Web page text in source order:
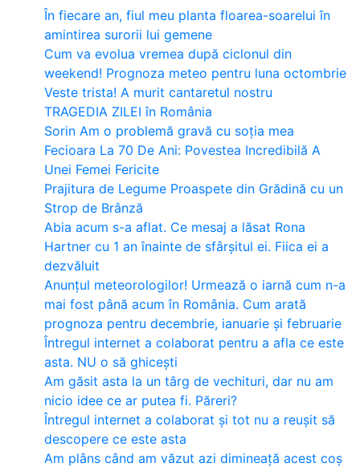
În fiecare an, fiul meu planta floarea-soarelui în
amintirea surorii lui gemene
Cum va evolua vremea după ciclonul din
weekend! Prognoza meteo pentru luna octombrie
Veste trista! A murit cantaretul nostru
TRAGEDIA ZILEI în România
Sorin Am o problemă gravă cu soția mea
Fecioara La 70 De Ani: Povestea Incredibilă A
Unei Femei Fericite
Prajitura de Legume Proaspete din Grădină cu un
Strop de Brânză
Abia acum s-a aflat. Ce mesaj a lăsat Rona
Hartner cu 1 an înainte de sfârșitul ei. Fiica ei a
dezvăluit
Anunțul meteorologilor! Urmează o iarnă cum n-a
mai fost până acum în România. Cum arată
prognoza pentru decembrie, ianuarie și februarie
Întregul internet a colaborat pentru a afla ce este
asta. NU o să ghicești
Am găsit asta la un târg de vechituri, dar nu am
nicio idee ce ar putea fi. Păreri?
Întregul internet a colaborat și tot nu a reușit să
descopere ce este asta
Am plâns când am văzut azi dimineață acest coș